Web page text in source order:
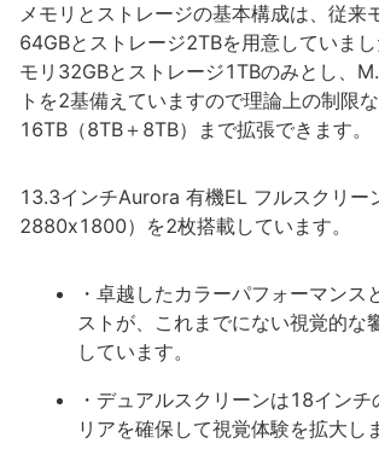
メモリとストレージの基本構成は、従来
64GBとストレージ2TBを用意していま
モリ32GBとストレージ1TBのみとし、
トを2基備えていますので理論上の制限
16TB（8TB＋8TB）まで拡張できます。
13.3インチAurora 有機EL フルスクリー
2880x1800）を2枚搭載しています。
・卓越したカラーパフォーマンス
ストが、これまでにない視覚的な
しています。
・デュアルスクリーンは18イン
リアを確保して視覚体験を拡大し